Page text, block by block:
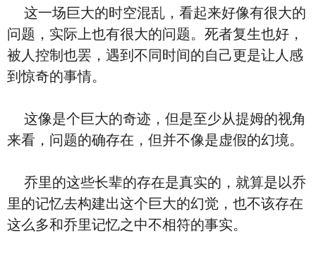
这一场巨大的时空混乱，看起来好像有很大的
问题，实际上也有很大的问题。死者复生也好，
被人控制也罢，遇到不同时间的自己更是让人感
到惊奇的事情。
这像是个巨大的奇迹，但是至少从提姆的视角
来看，问题的确存在，但并不像是虚假的幻境。
乔里的这些长辈的存在是真实的，就算是以乔
里的记忆去构建出这个巨大的幻觉，也不该存在
这么多和乔里记忆之中不相符的事实。